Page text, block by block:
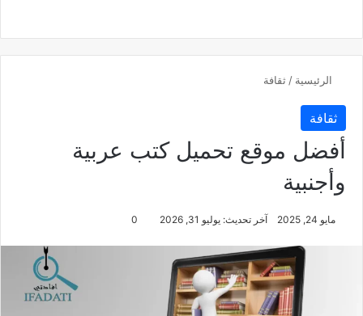
الرئيسية / ثقافة
ثقافة
أفضل موقع تحميل كتب عربية
وأجنبية
مايو 24, 2025 آخر تحديث: يوليو 31, 2026 0